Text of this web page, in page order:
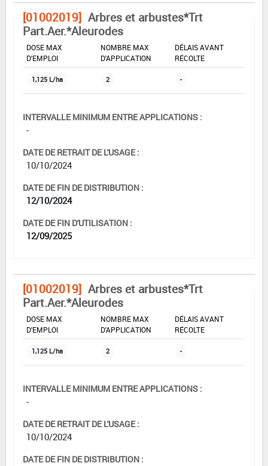
[01002019] Arbres et arbustes*Trt
Part.Aer.*Aleurodes
DOSE MAX
D'EMPLOI
NOMBRE MAX
D'APPLICATION
DÉLAIS AVANT
RÉCOLTE
1,125 L/ha 2 -
INTERVALLE MINIMUM ENTRE APPLICATIONS :
-
DATE DE RETRAIT DE L'USAGE :
10/10/2024
DATE DE FIN DE DISTRIBUTION :
12/10/2024
DATE DE FIN D'UTILISATION :
12/09/2025
[01002019] Arbres et arbustes*Trt
Part.Aer.*Aleurodes
DOSE MAX
D'EMPLOI
NOMBRE MAX
D'APPLICATION
DÉLAIS AVANT
RÉCOLTE
1,125 L/ha 2 -
INTERVALLE MINIMUM ENTRE APPLICATIONS :
-
DATE DE RETRAIT DE L'USAGE :
10/10/2024
DATE DE FIN DE DISTRIBUTION :